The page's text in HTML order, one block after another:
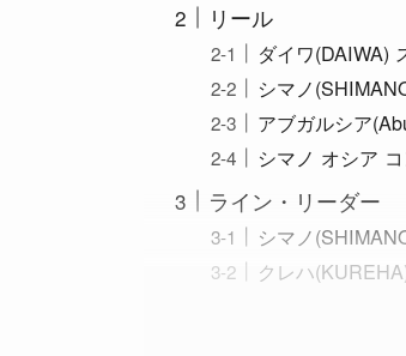
リール
ダイワ(DAIWA)
シマノ
アブガルシア
シマノ オシア
ライン・リーダー
シマノ
クレハ